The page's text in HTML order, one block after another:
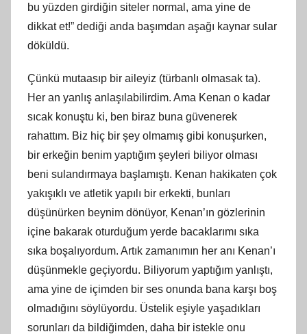
bu yüzden girdiğin siteler normal, ama yine de
dikkat et!” dediği anda başımdan aşağı kaynar sular
döküldü.
Çünkü mutaasıp bir aileyiz (türbanlı olmasak ta).
Her an yanlış anlaşılabilirdim. Ama Kenan o kadar
sıcak konuştu ki, ben biraz buna güvenerek
rahattım. Biz hiç bir şey olmamış gibi konuşurken,
bir erkeğin benim yaptığım şeyleri biliyor olması
beni sulandırmaya başlamıştı. Kenan hakikaten çok
yakışıklı ve atletik yapılı bir erkekti, bunları
düşünürken beynim dönüyor, Kenan’ın gözlerinin
içine bakarak oturduğum yerde bacaklarımı sıka
sıka boşalıyordum. Artık zamanımın her anı Kenan’ı
düşünmekle geçiyordu. Biliyorum yaptığım yanlıştı,
ama yine de içimden bir ses onunda bana karşı boş
olmadığını söylüyordu. Üstelik eşiyle yaşadıkları
sorunları da bildiğimden, daha bir istekle onu